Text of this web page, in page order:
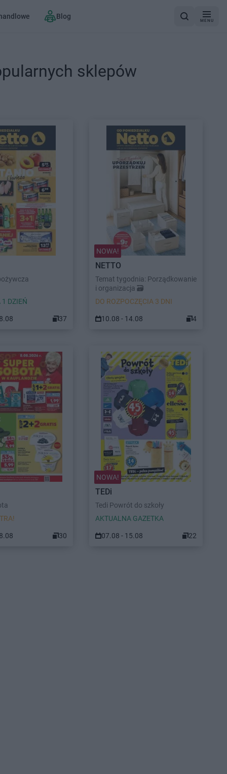
Blog
MENU
sklepów
1 DZIEŃ
37
NOWA!
NETTO
Temat tygodnia: Porządkowanie
i organizacja 🗃️
DO ROZPOCZĘCIA 3 DNI
10.08 - 14.08 4
30
NOWA!
TEDi
Tedi Powrót do szkoły
AKTUALNA GAZETKA
07.08 - 15.08 22